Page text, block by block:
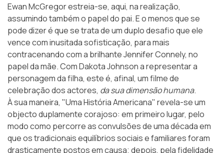
Ewan McGregor estreia-se, aqui, na realização,
assumindo também o papel do pai. E o menos que se
pode dizer é que se trata de um duplo desafio que ele
vence com inusitada sofisticação, para mais
contracenando com a brilhante Jennifer Connely, no
papel da mãe. Com Dakota Johnson a representar a
personagem da filha, este é, afinal, um filme de
celebração dos actores, da sua dimensão humana.
À sua maneira, "Uma História Americana" revela-se um
objecto duplamente corajoso: em primeiro lugar, pelo
modo como percorre as convulsões de uma década em
que os tradicionais equilíbrios sociais e familiares foram
drasticamente postos em causa; depois, pela fidelidade